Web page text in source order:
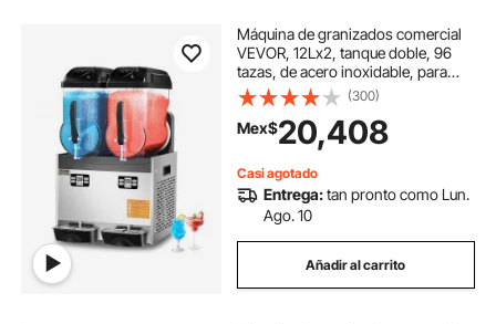
Máquina de granizados comercial
VEVOR, 12Lx2, tanque doble, 96
tazas, de acero inoxidable, para
hacer batidos, margaritas y bebidas
congeladas, ideal para fiestas en
casa, restaurantes, cafeterías y
(300)
Mex$20,408
Casi agotado
Entrega:tan pronto como Lun.
Ago. 10
Añadir al carrito